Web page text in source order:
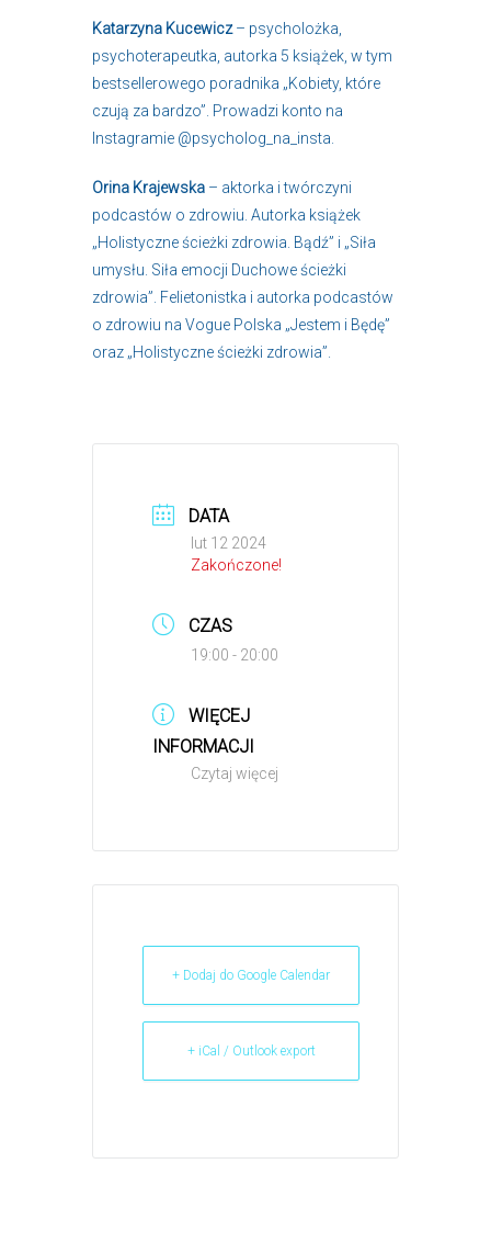
Katarzyna Kucewicz– psycholożka,
psychoterapeutka, autorka 5 książek, w tym
bestsellerowego poradnika „Kobiety, które
czują za bardzo”. Prowadzi konto na
Instagramie @psycholog_na_insta.
Orina Krajewska – aktorka i twórczyni
podcastów o zdrowiu. Autorka książek
„Holistyczne ścieżki zdrowia. Bądź” i „Siła
umysłu. Siła emocji Duchowe ścieżki
zdrowia”. Felietonistka i autorka podcastów
o zdrowiu na Vogue Polska „Jestem i Będę”
oraz „Holistyczne ścieżki zdrowia”.
DATA
lut 12 2024
Zakończone!
CZAS
19:00 - 20:00
WIĘCEJ
INFORMACJI
Czytaj więcej
+ Dodaj do Google Calendar
+ iCal / Outlook export